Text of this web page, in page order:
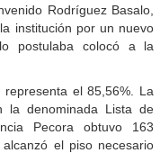
Rodríguez Basalo,
institución por un nuevo
postulaba colocó a la
el 85,56%. La
la denominada Lista de
Pecora obtuvo 163
el piso necesario